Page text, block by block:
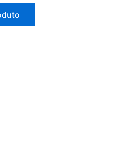
é:
R$ 25,90.